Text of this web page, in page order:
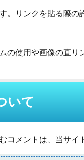
。リンクを貼る際
の使用や画像の直リ
いて
コメントは、当サイ